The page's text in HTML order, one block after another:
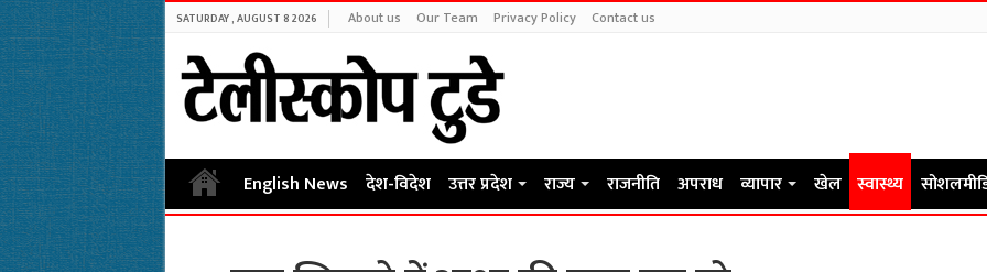
SATURDAY , AUGUST 8 2026 About us Our Team Privacy Policy Contact us
English News देश-विदेश उत्तर प्रदेश राज्य राजनीति अपराध व्यापार खेल स्वास्थ्य